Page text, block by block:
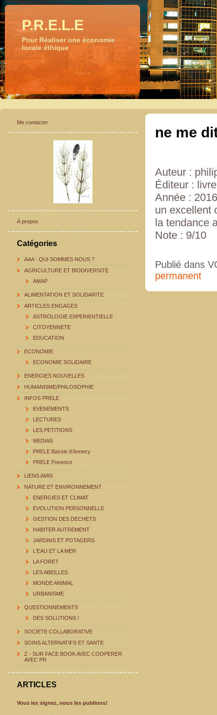
P.R.E.L.E
Pour Réaliser une économie
locale éthique
Me contacter
À propos
Catégories
AAA - QUI SOMMES NOUS ?
AGRICULTURE ET BIODIVERSITE
AMAP
ALIMENTATION ET SOLIDARITE
ARTICLES ENGAGES
ASTROLOGIE EXPERIENTIELLE
CITOYENNETE
EDUCATION
ECONOMIE
ECONOMIE SOLIDAIRE
ENERGIES NOUVELLES
HUMANISME/PHILOSOPHIE
INFOS PRELE
EVENEMENTS
LECTURES
LES PETITIONS
MEDIAS
PRELE Bassin d'Annecy
PRELE Povence
LIENS AMIS
NATURE ET ENVIRONNEMENT
ENERGIES ET CLIMAT
EVOLUTION PERSONNELLE
GESTION DES DECHETS
HABITER AUTREMENT
JARDINS ET POTAGERS
L'EAU ET LA MER
LA FORET
LES ABEILLES
MONDE ANIMAL
URBANISME
QUESTIONNEMENTS
DES SOLUTIONS !
SOCIETE COLLABORATIVE
SOINS ALTERNATIFS ET SANTE
Z - SUR FACE BOOK AVEC COOPERER
AVEC PR
ARTICLES
Vous les signez, nous les publions!
ne me
Auteur :
Éditeur :
Année : 2016
un excellent
la tendance
Note : 9/10
Publié dans
permanent